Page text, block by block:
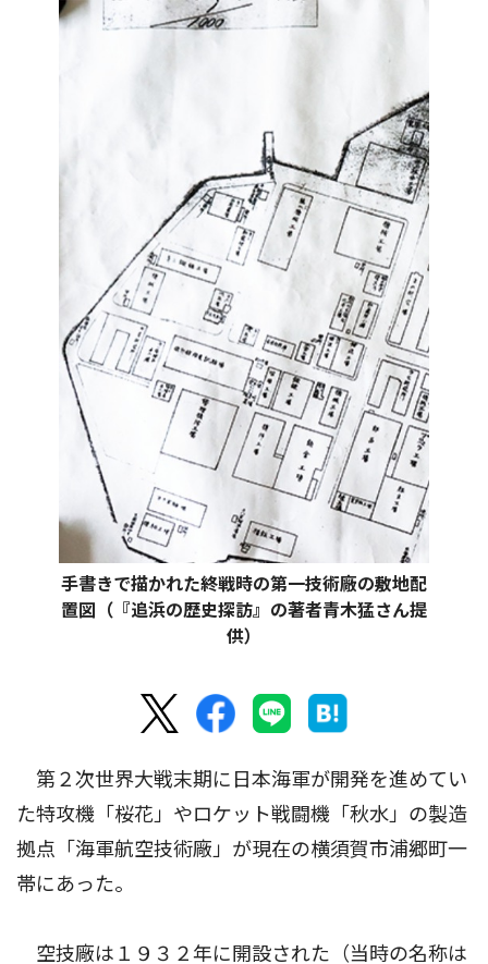
手書きで描かれた終戦時の第一技術廠の敷地配
置図（『追浜の歴史探訪』の著者青木猛さん提
供）
第２次世界大戦末期に日本海軍が開発を進めてい
た特攻機「桜花」やロケット戦闘機「秋水」の製造
拠点「海軍航空技術廠」が現在の横須賀市浦郷町一
帯にあった。
空技廠は１９３２年に開設された（当時の名称は